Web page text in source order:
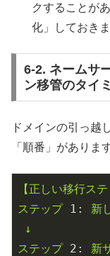
クすることが
化」しておきま
6-2. ネームサ
ン移管のタイ
ドメインの引っ越
「順番」があります
【正しい移行ステ
ステップ
1:
新
↓
ステップ 2:
新